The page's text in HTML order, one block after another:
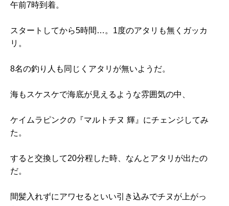
午前7時到着。
スタートしてから5時間…。1度のアタリも無くガッカ
リ。
8名の釣り人も同じくアタリが無いようだ。
海もスケスケで海底が見えるような雰囲気の中、
ケイムラピンクの『マルトチヌ 輝』にチェンジしてみ
た。
すると交換して20分程した時、なんとアタリが出たの
だ。
間髪入れずにアワセるといい引き込みでチヌが上がっ